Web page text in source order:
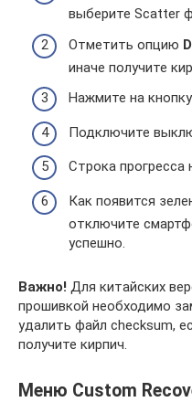
выберите Scatter
Отметить опцию
иначе получите
Нажмите на
Подключите
Строка прогресса
Как появится
отключите
успешно.
Важно! Для китайских
прошивкой необходимо
удалить файл checksum,
получите кирпич.
Меню Custom